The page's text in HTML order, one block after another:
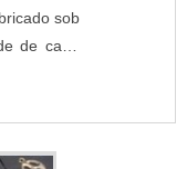
sob
de cada
ou sem
é
editoras,